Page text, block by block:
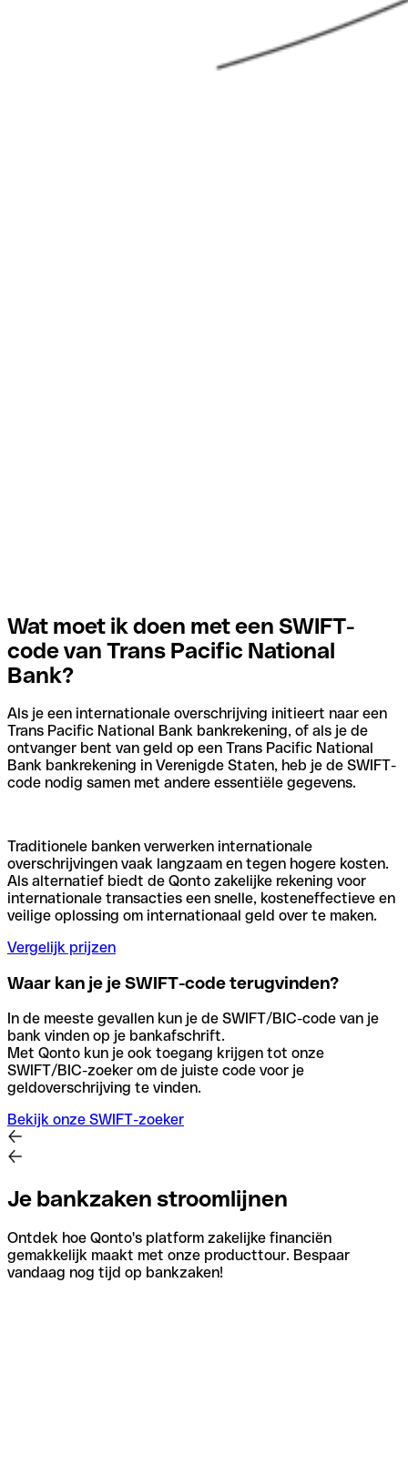
Wat moet ik doen met een SWIFT-
code van Trans Pacific National
Bank?
Als je een internationale overschrijving initieert naar een
Trans Pacific National Bank bankrekening, of als je de
ontvanger bent van geld op een Trans Pacific National
Bank bankrekening in Verenigde Staten, heb je de SWIFT-
code nodig samen met andere essentiële gegevens.
Traditionele banken verwerken internationale
overschrijvingen vaak langzaam en tegen hogere kosten.
Als alternatief biedt de Qonto zakelijke rekening voor
internationale transacties een snelle, kosteneffectieve en
veilige oplossing om internationaal geld over te maken.
Vergelijk prijzen
Waar kan je je SWIFT-code terugvinden?
In de meeste gevallen kun je de SWIFT/BIC-code van je
bank vinden op je bankafschrift.
Met Qonto kun je ook toegang krijgen tot onze
SWIFT/BIC-zoeker om de juiste code voor je
geldoverschrijving te vinden.
Bekijk onze SWIFT-zoeker
Je bankzaken stroomlijnen
Ontdek hoe Qonto's platform zakelijke financiën
gemakkelijk maakt met onze producttour. Bespaar
vandaag nog tijd op bankzaken!